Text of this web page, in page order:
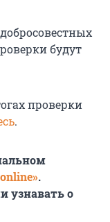
будут
проверки
.
.
узнавать о